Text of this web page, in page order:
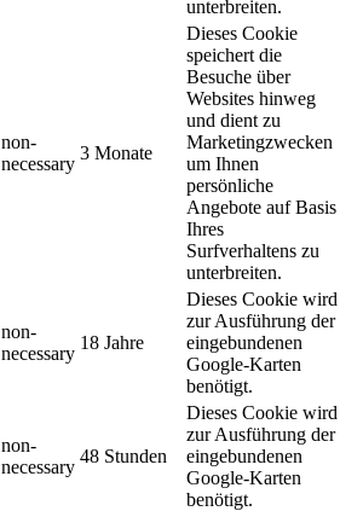
unterbreiten.
non-
necessary
3 Monate
Dieses Cookie
speichert die
Besuche über
Websites hinweg
und dient zu
Marketingzwecken
um Ihnen
persönliche
Angebote auf Basis
Ihres
Surfverhaltens zu
unterbreiten.
non-
necessary
18 Jahre
Dieses Cookie wird
zur Ausführung der
eingebundenen
Google-Karten
benötigt.
non-
necessary
48 Stunden
Dieses Cookie wird
zur Ausführung der
eingebundenen
Google-Karten
benötigt.